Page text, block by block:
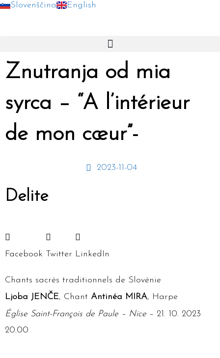
SkipSlovenščina English
Znutranja od mia
syrca – “A l’intérieur
de mon cœur”-
2023-11-04
Delite
Facebook Twitter LinkedIn
Chants sacrés traditionnels de Slovénie
Ljoba JENČE, Chant Antinéa MIRA, Harpe
Église Saint-François de Paule – Nice – 21. 10. 2023
20.00